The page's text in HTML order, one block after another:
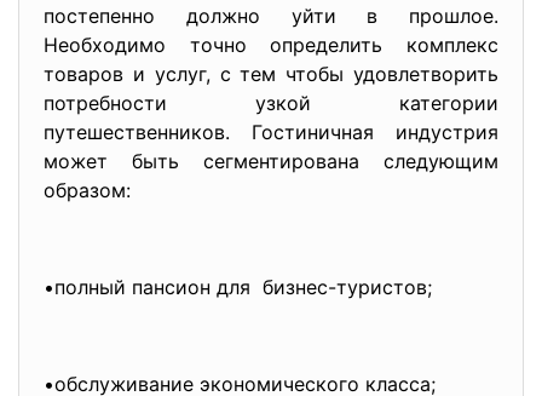
постепенно должно уйти в прошлое.
Необходимо точно определить комплекс
товаров и услуг, с тем чтобы удовлетворить
потребности узкой категории
путешественников. Гостиничная индустрия
может быть сегментирована следующим
образом:
•полный пансион для бизнес-туристов;
•обслуживание экономического класса;